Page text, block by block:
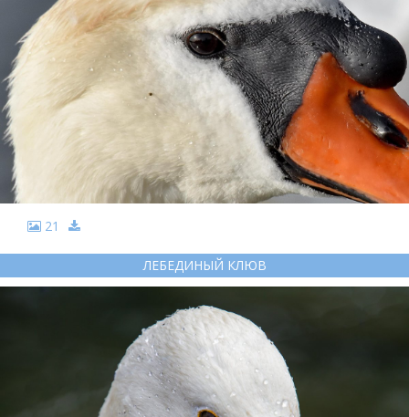
21
ЛЕБЕДИНЫЙ КЛЮВ